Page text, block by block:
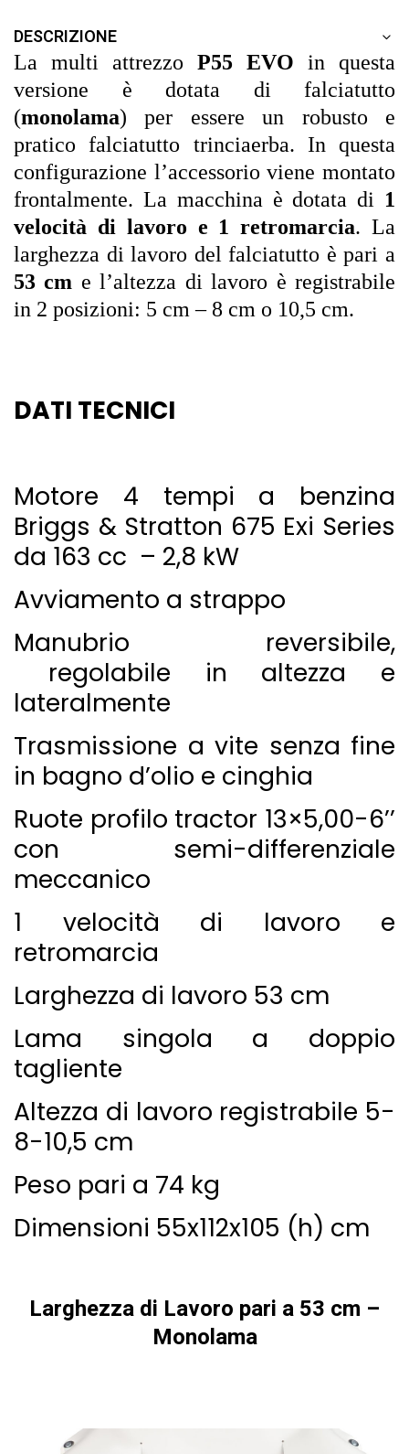
DESCRIZIONE
La multi attrezzo P55 EVO in questa
versione è dotata di falciatutto
(monolama) per essere un robusto e
pratico falciatutto trinciaerba. In questa
configurazione l’accessorio viene montato
frontalmente. La macchina è dotata di 1
velocità di lavoro e 1 retromarcia. La
larghezza di lavoro del falciatutto è pari a
53 cm e l’altezza di lavoro è registrabile
in 2 posizioni: 5 cm – 8 cm o 10,5 cm.
DATI TECNICI
Motore 4 tempi a benzina
Briggs & Stratton 675 Exi Series
da 163 cc – 2,8 kW
Avviamento a strappo
Manubrio reversibile,
regolabile in altezza e
lateralmente
Trasmissione a vite senza fine
in bagno d’olio e cinghia
Ruote profilo tractor 13×5,00-6’’
con semi-differenziale
meccanico
1 velocità di lavoro e
retromarcia
Larghezza di lavoro 53 cm
Lama singola a doppio
tagliente
Altezza di lavoro registrabile 5-
8-10,5 cm
Peso pari a 74 kg
Dimensioni 55x112x105 (h) cm
Larghezza di Lavoro pari a 53 cm –
Monolama